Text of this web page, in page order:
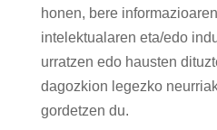
honen, bere
intelektualaren eta/edo
urratzen edo hausten
dagozkion legezko
gordetzen du.